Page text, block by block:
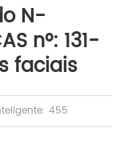
N-
nº: 131-
faciais
455